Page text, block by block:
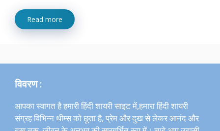
Read more
विवरण :
आपका स्वागत है हमारी हिंदी शायरी साइट में,हमारा हिंदी शायरी
संग्रह विभिन्न थीम्स को छूता है, प्रेम और दुख से लेकर आनंद और